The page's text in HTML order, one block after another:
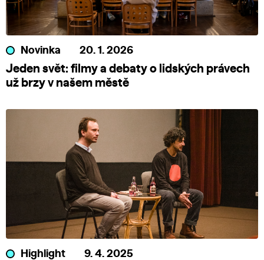
Novinka 20. 1. 2026
Jeden svět: filmy a debaty o lidských právech
už brzy v našem městě
Highlight 9. 4. 2025